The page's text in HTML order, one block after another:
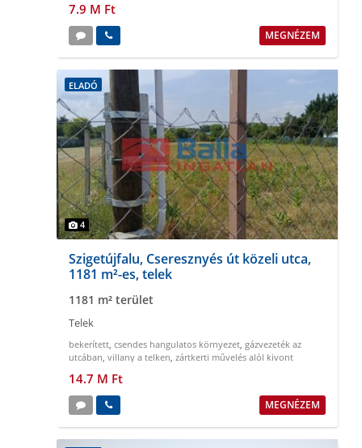
7.9 M Ft
MEGNÉZEM
ELADÓ
4
Szigetújfalu, Cseresznyés út közeli utca,
1181 m²-es, telek
1181 m² terület
Telek
bekerített, csendes hangulatos környezet, gázvezeték az
utcában, villany a telken, zártkerti művelés alól kivont
14.7 M Ft
MEGNÉZEM